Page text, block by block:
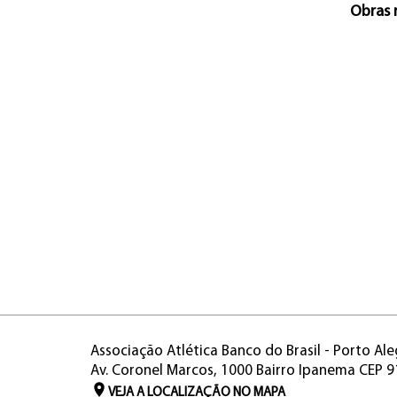
Obras
Associação Atlética Banco do Brasil - Porto
Av. Coronel Marcos, 1000 Bairro Ipanema CEP
VEJA A LOCALIZAÇÃO NO MAPA